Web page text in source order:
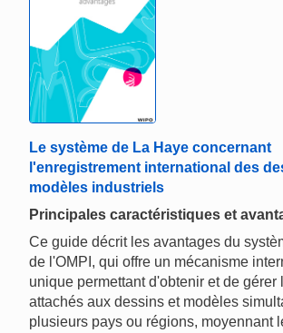
Le système de La Haye concernant
l'enregistrement international des
modèles industriels
Principales caractéristiques et
Ce guide décrit les avantages du
de l'OMPI, qui offre un mécanisme
unique permettant d'obtenir et de gérer
attachés aux dessins et modèles
plusieurs pays ou régions, moyennant